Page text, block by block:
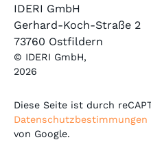
IDERI GmbH
Gerhard-Koch-Straße 2
73760 Ostfildern
© IDERI GmbH,
2026
Diese Seite ist durch
Datenschutzbestimmungen
von Google.